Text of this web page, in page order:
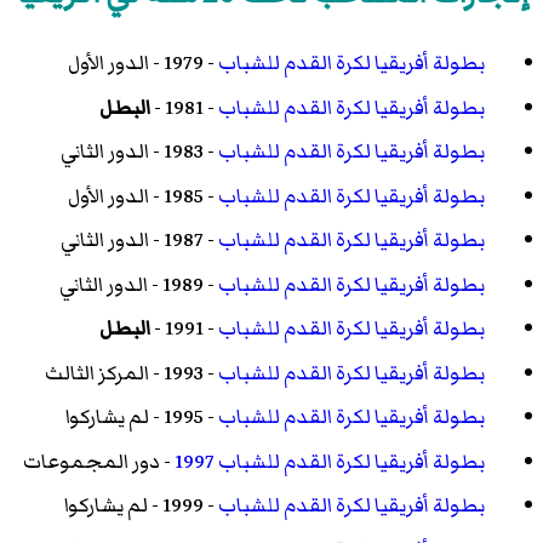
بطولة أفريقيا لكرة القدم للشباب- 1979 - الدور الأول
بطولة أفريقيا لكرة القدم للشباب- 1981 -
البطل
بطولة أفريقيا لكرة القدم للشباب- 1983 - الدور الثاني
بطولة أفريقيا لكرة القدم للشباب- 1985 - الدور الأول
بطولة أفريقيا لكرة القدم للشباب- 1987 - الدور الثاني
بطولة أفريقيا لكرة القدم للشباب- 1989 - الدور الثاني
بطولة أفريقيا لكرة القدم للشباب- 1991 -
البطل
بطولة أفريقيا لكرة القدم للشباب- 1993 - المركز الثالث
بطولة أفريقيا لكرة القدم للشباب- 1995 - لم يشاركوا
بطولة أفريقيا لكرة القدم للشباب 1997
- دور المجموعات
بطولة أفريقيا لكرة القدم للشباب- 1999 - لم يشاركوا